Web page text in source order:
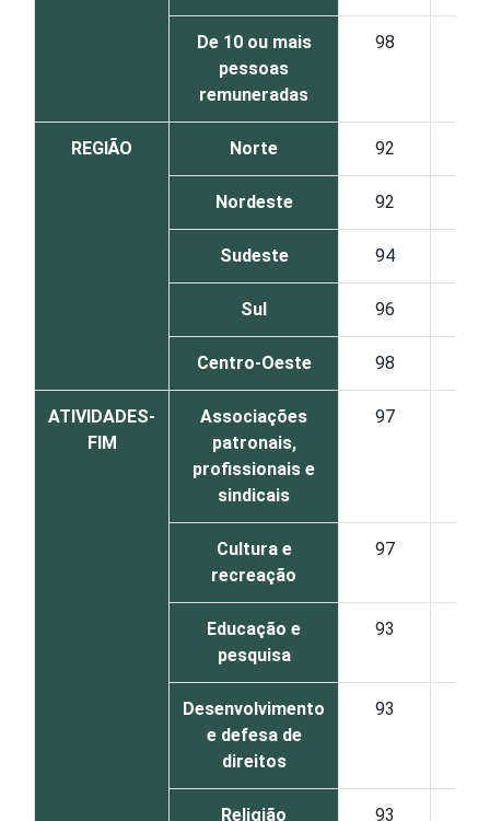
De 10 ou mais
pessoas
remuneradas
98
REGIÃO Norte 92
Nordeste 92
Sudeste 94
Sul 96
Centro-Oeste 98
ATIVIDADES-
FIM
Associações
patronais,
profissionais e
sindicais
97
Cultura e
recreação
97
Educação e
pesquisa
93
Desenvolvimento
e defesa de
direitos
93
Religião 93